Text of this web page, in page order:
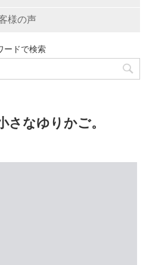
様の声
ードで検索
さなゆりかご。